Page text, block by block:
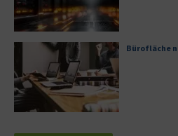
Bürofläche